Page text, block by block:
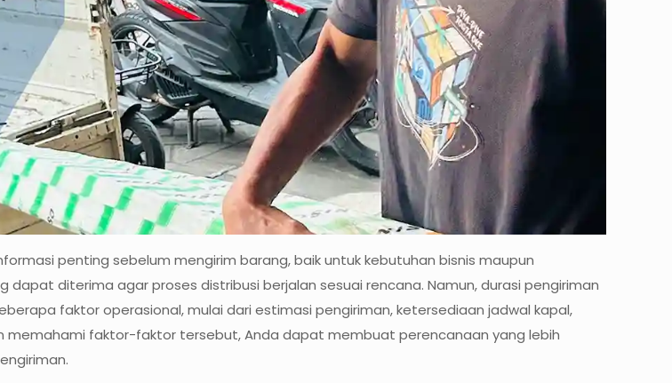
penting sebelum mengirim barang, baik untuk kebutuhan bisnis maupun
diterima agar proses distribusi berjalan sesuai rencana. Namun, durasi pengiriman
faktor operasional, mulai dari estimasi pengiriman, ketersediaan jadwal kapal,
memahami faktor-faktor tersebut, Anda dapat membuat perencanaan yang lebih